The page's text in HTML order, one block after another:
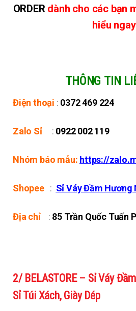
ORDERdành cho các bạn
hiểu ngay
THÔNG TIN
Điện thoại : 0372 469 224
Zalo Sỉ : 0922 002 119
Nhóm báo mẫu: https://
Shopee : Sỉ Váy Đầm Hương
Địa chỉ : 85 Trần Quốc Tuấn
2/ BELASTORE – Sỉ Váy
Sỉ Túi Xách, Giày Dép